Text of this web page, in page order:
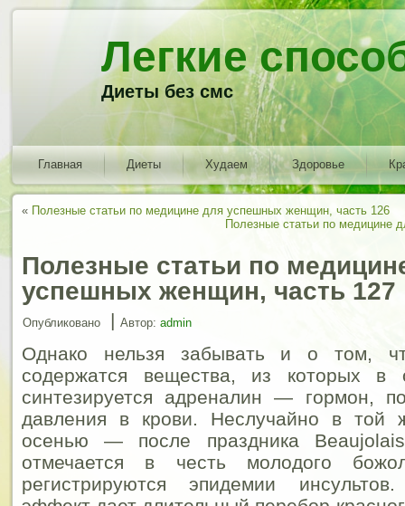
Легкие
Диеты без смс
Главная Диеты Худаем Здоровье
« Полезные статьи по медицине для успешных женщин, часть 126
Полезные статьи по медицине
Полезные статьи по
успешных женщин, часть 127
Опубликовано | Автор: admin
Однако нельзя забывать и о том,
содержатся вещества, из которых в
синтезируется адреналин — гормон,
давления в крови. Неслучайно в той
осенью — после праздника
отмечается в честь молодого
регистрируются эпидемии